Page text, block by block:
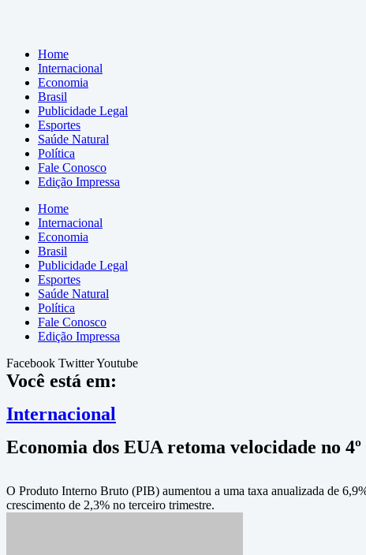
Home
Internacional
Economia
Brasil
Publicidade Legal
Esportes
Saúde Natural
Política
Fale Conosco
Edição Impressa
Home
Internacional
Economia
Brasil
Publicidade Legal
Esportes
Saúde Natural
Política
Fale Conosco
Edição Impressa
Facebook TwitterYoutube
Você está em:
Internacional
Economia dos EUA retoma velocidade no
O Produto Interno Bruto (PIB) aumentou a uma taxa anualizada de
crescimento de 2,3% no terceiro trimestre.